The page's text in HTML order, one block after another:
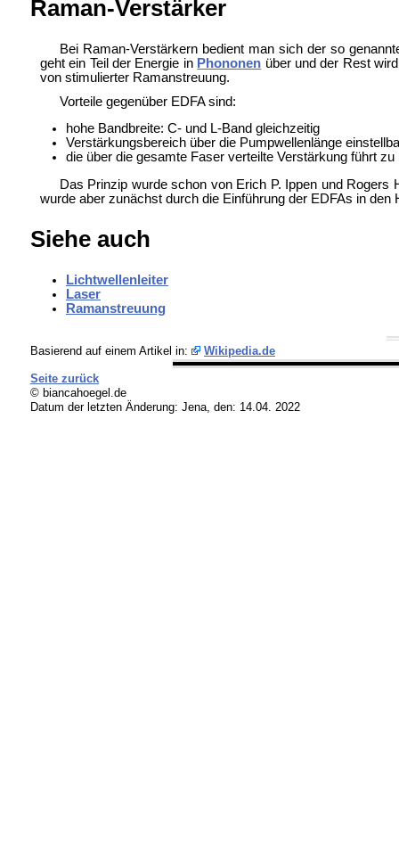
Raman-Verstärker
Bei Raman-Verstärkern bedient man sich der so
geht ein Teil der Energie in Phononen über und der Rest
von stimulierter Ramanstreuung.
Vorteile gegenüber EDFA sind:
hohe Bandbreite: C- und L-Band gleichzeitig
Verstärkungsbereich über die Pumpwellenlänge
die über die gesamte Faser verteilte Verstärkung führt
Das Prinzip wurde schon von Erich P. Ippen und
wurde aber zunächst durch die Einführung der EDFAs in
Siehe auch
Lichtwellenleiter
Laser
Ramanstreuung
Basierend auf einem Artikel in: Wikipedia.de
Seite zurück
© biancahoegel.de
Datum der letzten Änderung: Jena, den: 14.04. 2022